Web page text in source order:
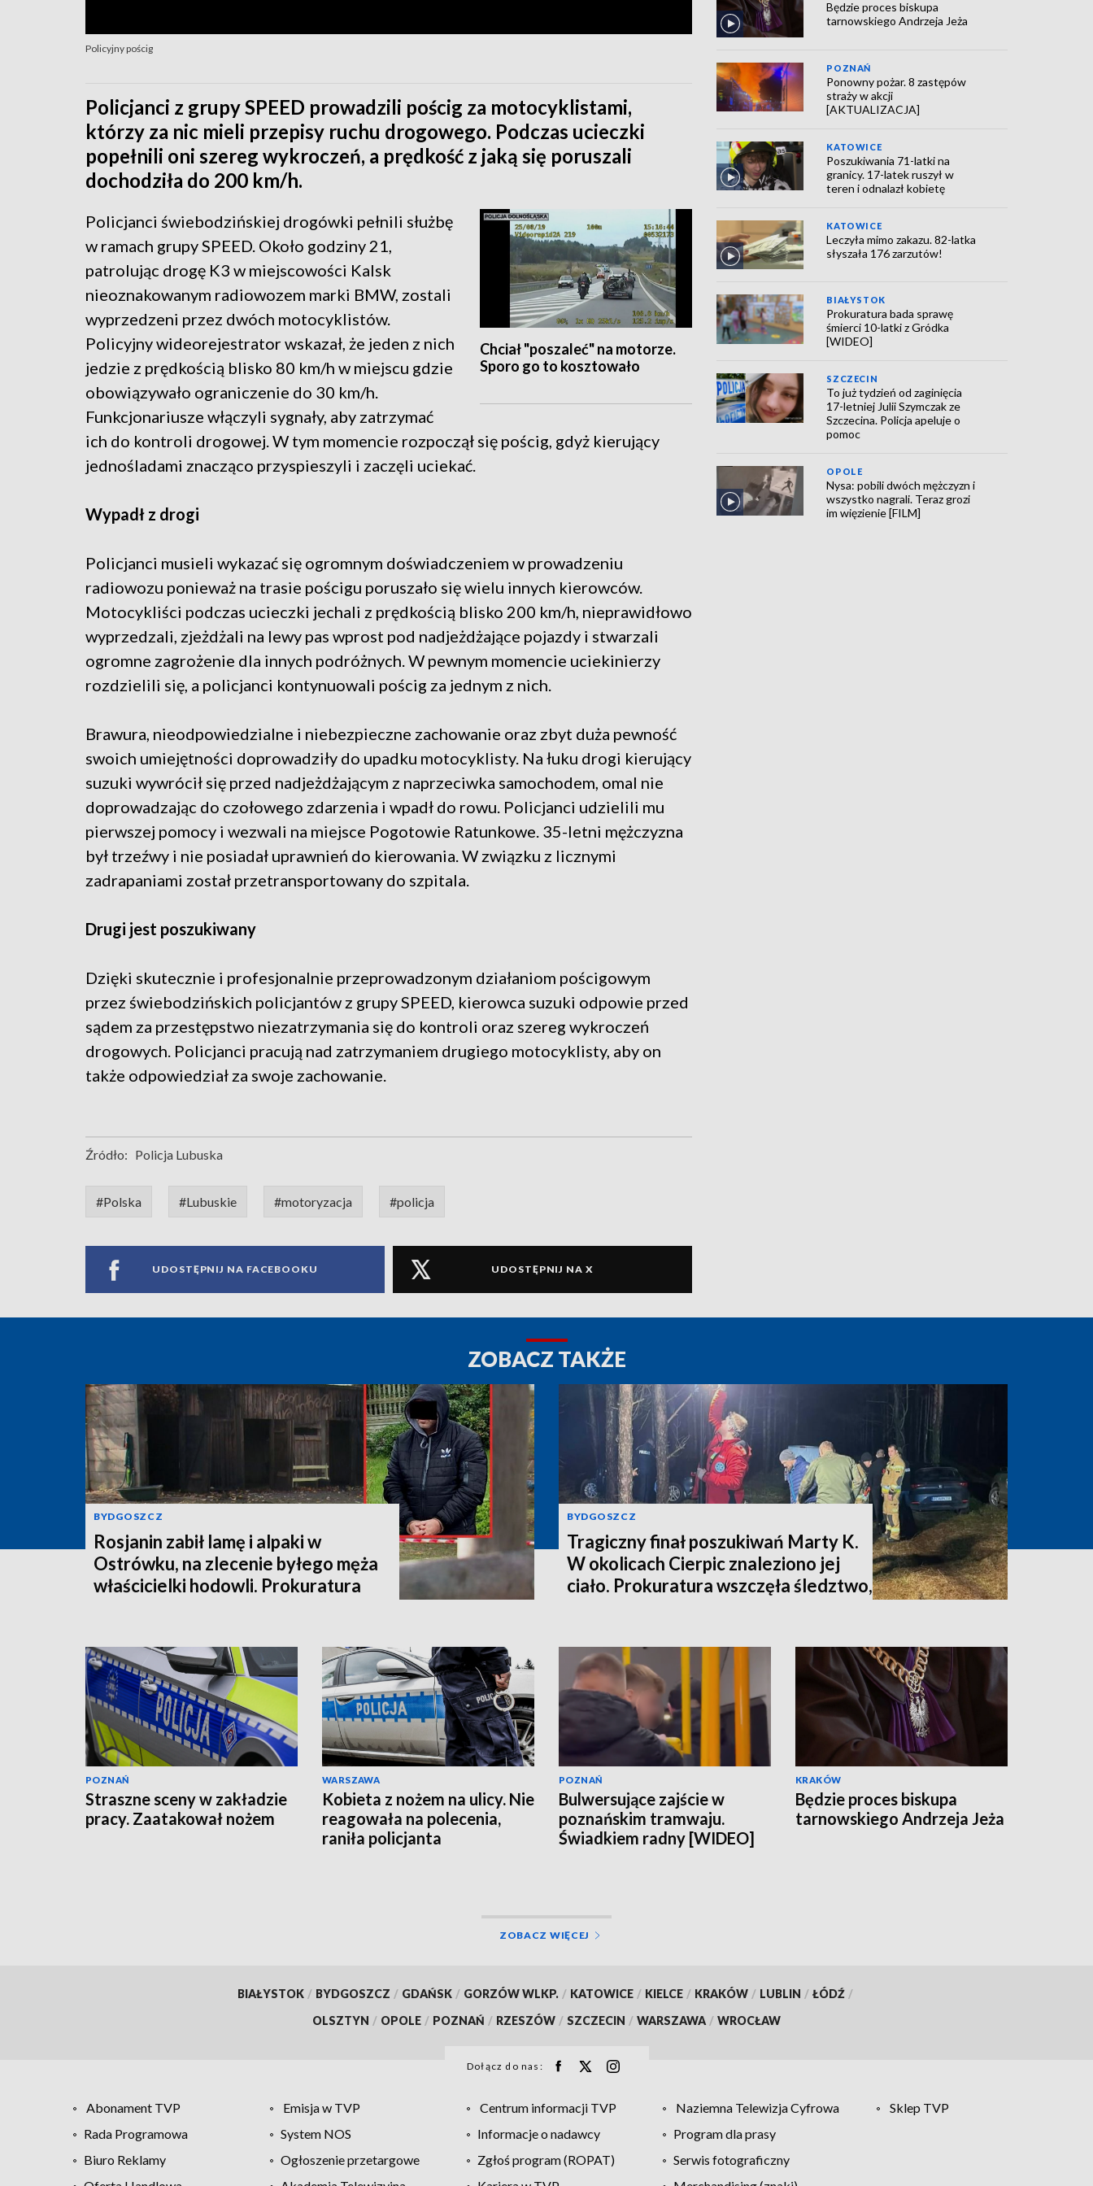
Policyjny pościg
Policjanci z grupy SPEED prowadzili pościg za motocyklistami,
którzy za nic mieli przepisy ruchu drogowego. Podczas ucieczki
popełnili oni szereg wykroczeń, a prędkość z jaką się poruszali
dochodziła do 200 km/h.
Chciał "poszaleć" na motorze.
Sporo go to kosztowało
Policjanci świebodzińskiej drogówki pełnili służbę
w ramach grupy SPEED. Około godziny 21,
patrolując drogę K3 w miejscowości Kalsk
nieoznakowanym radiowozem marki BMW, zostali
wyprzedzeni przez dwóch motocyklistów.
Policyjny wideorejestrator wskazał, że jeden z nich
jedzie z prędkością blisko 80 km/h w miejscu gdzie
obowiązywało ograniczenie do 30 km/h.
Funkcjonariusze włączyli sygnały, aby zatrzymać
ich do kontroli drogowej. W tym momencie rozpoczął się pościg, gdyż kierujący
jednośladami znacząco przyspieszyli i zaczęli uciekać.
Wypadł z drogi
Policjanci musieli wykazać się ogromnym doświadczeniem w prowadzeniu
radiowozu ponieważ na trasie pościgu poruszało się wielu innych kierowców.
Motocykliści podczas ucieczki jechali z prędkością blisko 200 km/h, nieprawidłowo
wyprzedzali, zjeżdżali na lewy pas wprost pod nadjeżdżające pojazdy i stwarzali
ogromne zagrożenie dla innych podróżnych. W pewnym momencie uciekinierzy
rozdzielili się, a policjanci kontynuowali pościg za jednym z nich.
Brawura, nieodpowiedzialne i niebezpieczne zachowanie oraz zbyt duża pewność
swoich umiejętności doprowadziły do upadku motocyklisty. Na łuku drogi kierujący
suzuki wywrócił się przed nadjeżdżającym z naprzeciwka samochodem, omal nie
doprowadzając do czołowego zdarzenia i wpadł do rowu. Policjanci udzielili mu
pierwszej pomocy i wezwali na miejsce Pogotowie Ratunkowe. 35-letni mężczyzna
był trzeźwy i nie posiadał uprawnień do kierowania. W związku z licznymi
zadrapaniami został przetransportowany do szpitala.
Drugi jest poszukiwany
Dzięki skutecznie i profesjonalnie przeprowadzonym działaniom pościgowym
przez świebodzińskich policjantów z grupy SPEED, kierowca suzuki odpowie przed
sądem za przestępstwo niezatrzymania się do kontroli oraz szereg wykroczeń
drogowych. Policjanci pracują nad zatrzymaniem drugiego motocyklisty, aby on
także odpowiedział za swoje zachowanie.
Źródło: Policja Lubuska
#Polska #Lubuskie #motoryzacja #policja
UDOSTĘPNIJ NA FACEBOOKU UDOSTĘPNIJ NA X
Będzie proces biskupa
tarnowskiego Andrzeja Jeża
POZNAŃ
Ponowny pożar. 8 zastępów
straży w akcji
[AKTUALIZACJA]
KATOWICE
Poszukiwania 71-latki na
granicy. 17-latek ruszył w
teren i odnalazł kobietę
KATOWICE
Leczyła mimo zakazu. 82-latka
słyszała 176 zarzutów!
BIAŁYSTOK
Prokuratura bada sprawę
śmierci 10-latki z Gródka
[WIDEO]
SZCZECIN
To już tydzień od zaginięcia
17-letniej Julii Szymczak ze
Szczecina. Policja apeluje o
pomoc
OPOLE
Nysa: pobili dwóch mężczyzn i
wszystko nagrali. Teraz grozi
im więzienie [FILM]
ZOBACZ TAKŻE
BYDGOSZCZ
Rosjanin zabił lamę i alpaki w
Ostrówku, na zlecenie byłego męża
właścicielki hodowli. Prokuratura
BYDGOSZCZ
Tragiczny finał poszukiwań Marty K.
W okolicach Cierpic znaleziono jej
ciało. Prokuratura wszczęła śledztwo,
POZNAŃ
Straszne sceny w zakładzie
pracy. Zaatakował nożem
WARSZAWA
Kobieta z nożem na ulicy. Nie
reagowała na polecenia,
raniła policjanta
POZNAŃ
Bulwersujące zajście w
poznańskim tramwaju.
Świadkiem radny [WIDEO]
KRAKÓW
Będzie proces biskupa
tarnowskiego Andrzeja Jeża
ZOBACZ WIĘCEJ
BIAŁYSTOK / BYDGOSZCZ / GDAŃSK / GORZÓW WLKP. / KATOWICE / KIELCE / KRAKÓW / LUBLIN / ŁÓDŹ /
OLSZTYN / OPOLE / POZNAŃ / RZESZÓW / SZCZECIN / WARSZAWA / WROCŁAW
Dołącz do nas:
Abonament TVP Emisja w TVP Centrum informacji TVP Naziemna Telewizja Cyfrowa
Sklep TVP
Rada Programowa
System NOS Informacje o nadawcy
Program dla prasy
Biuro Reklamy
Ogłoszenie przetargowe Zgłoś program (ROPAT)
Serwis fotograficzny